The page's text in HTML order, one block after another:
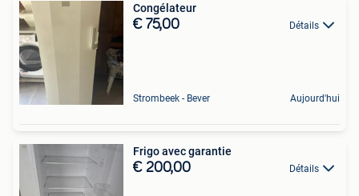
Congélateur
€ 75,00 Détails
Strombeek - Bever Aujourd'hui
Frigo avec garantie
€ 200,00 Détails